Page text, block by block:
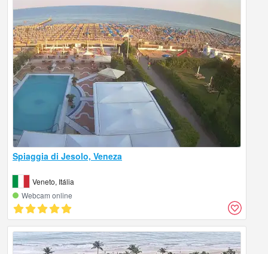
Spiaggia di Jesolo, Veneza
Veneto, Itália
Webcam online